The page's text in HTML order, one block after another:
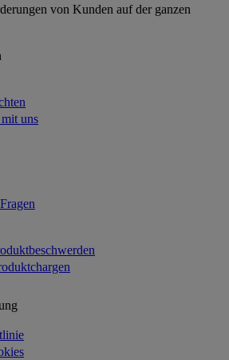
von Kunden auf der ganzen
uns